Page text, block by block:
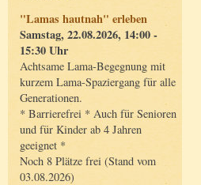
"Lamas hautnah" erleben
Samstag, 22.08.2026, 14:00 -
15:30 Uhr
Achtsame Lama-Begegnung mit
kurzem Lama-Spaziergang für alle
Generationen.
* Barrierefrei * Auch für Senioren
und für Kinder ab 4 Jahren
geeignet *
Noch 8 Plätze frei (Stand vom
03.08.2026)